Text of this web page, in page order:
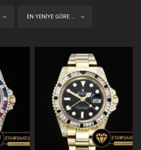
EN YENIYE GÖRE SIRALA